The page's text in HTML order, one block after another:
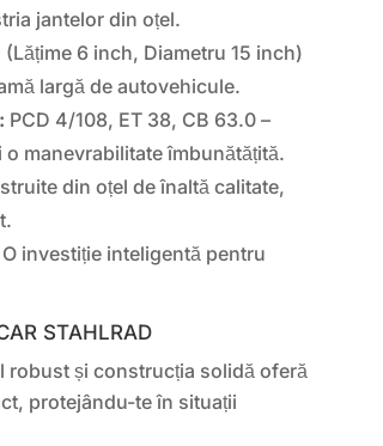
jantelor din oțel.
(Lățime 6 inch, Diametru 15 inch)
largă de autovehicule.
PCD 4/108, ET 38, CB 63.0 –
manevrabilitate îmbunătățită.
din oțel de înaltă calitate,
O investiție inteligentă pentru
STAHLRAD
robust și construcția solidă oferă
protejându-te în situații